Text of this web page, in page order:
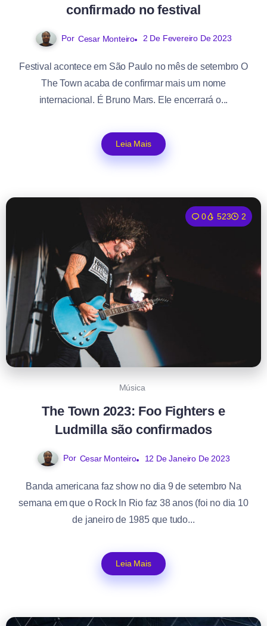
confirmado no festival
Por Cesar Monteiro 2 De Fevereiro De 2023
Festival acontece em São Paulo no mês de setembro O
The Town acaba de confirmar mais um nome
internacional. É Bruno Mars. Ele encerrará o...
Leia Mais
0 523 2
Música
The Town 2023: Foo Fighters e
Ludmilla são confirmados
Por Cesar Monteiro 12 De Janeiro De 2023
Banda americana faz show no dia 9 de setembro Na
semana em que o Rock In Rio faz 38 anos (foi no dia 10
de janeiro de 1985 que tudo...
Leia Mais